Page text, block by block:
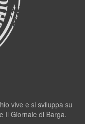
vive e si sviluppa su
Il Giornale di Barga.